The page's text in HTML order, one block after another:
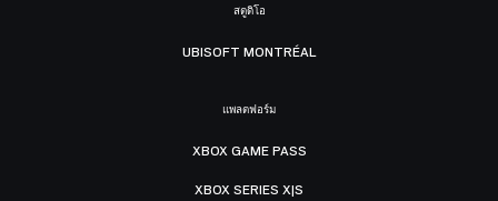
สตูดิโอ
UBISOFT MONTRÉAL
แพลตฟอร์ม
XBOX GAME PASS
XBOX SERIES X|S